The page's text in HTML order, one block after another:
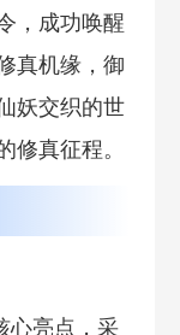
，成功唤醒
真机缘，御
妖交织的世
修真征程。
心亮点，采